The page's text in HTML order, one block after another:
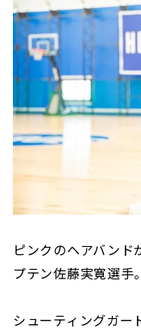
ピンクのヘアバンド
プテン佐藤実寛選手。
シューティングガー